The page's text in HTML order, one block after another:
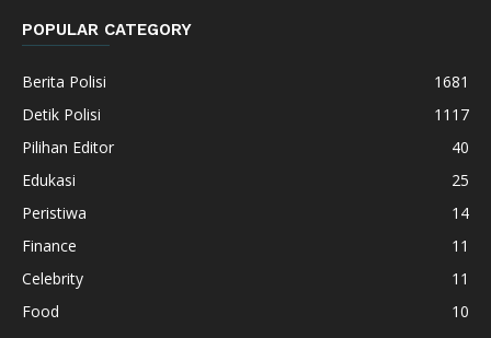
POPULAR CATEGORY
Berita Polisi
1681
Detik Polisi
1117
Pilihan Editor
40
Edukasi
25
Peristiwa
14
Finance
11
Celebrity
11
Food
10